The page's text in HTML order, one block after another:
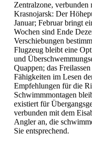
Zentralzone,
Krasnojarsk: Der
Januar; Februar bringt
Wochen sind Ende
Verschiebungen
Flugzeug bleibt eine
und
Quappen; das
Fähigkeiten im Lesen
Empfehlungen für die
Schwimmmontagen
existiert für
verbunden mit dem
Angler an, die
Sie entsprechend.